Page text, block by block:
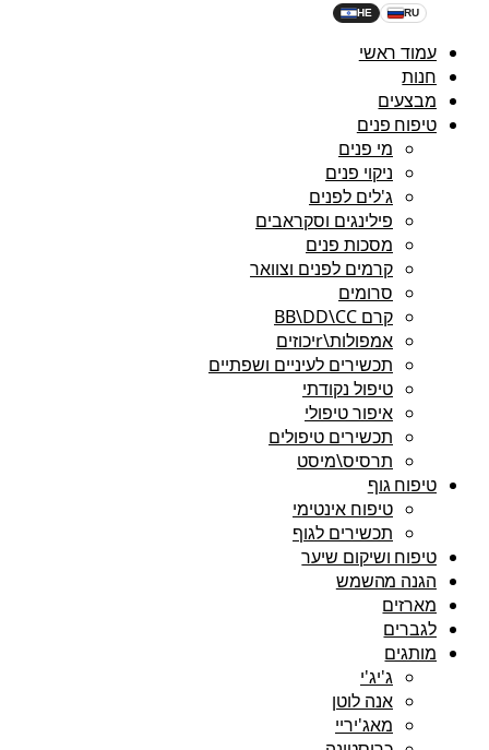
HE RU
עמוד ראשי
חנות
מבצעים
טיפוח פנים
מי פנים
ניקוי פנים
ג'לים לפנים
פילינגים וסקראבים
מסכות פנים
קרמים לפנים וצוואר
סרומים
קרם BB\DD\CC
אמפולות\rיכוזים
תכשירים לעיניים ושפתיים
טיפול נקודתי
איפור טיפולי
תכשירים טיפולים
תרסיס\מיסט
טיפוח גוף
טיפוח אינטימי
תכשירים לגוף
טיפוח ושיקום שיער
הגנה מהשמש
מארזים
לגברים
מותגים
ג'יג'י
אנה לוטן
מאג'יריי